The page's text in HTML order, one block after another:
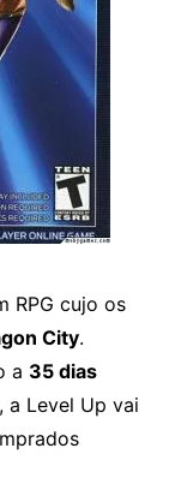
RPG cujo os
City.
a 35 dias
a Level Up vai